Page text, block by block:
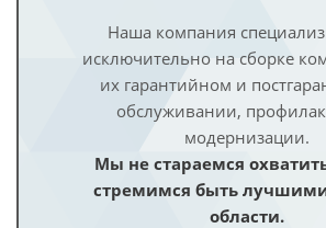
Наша компания
исключительно на сборке
их гарантийном и
обслуживании,
модернизации.
Мы не стараемся
стремимся быть
области.